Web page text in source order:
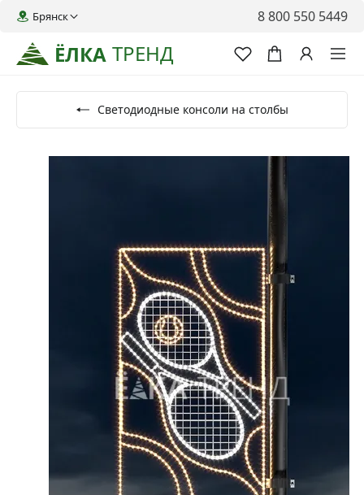
ЁЛКА ТРЕНД
Брянск 8 800 550 5449
Светодиодные консоли на столбы